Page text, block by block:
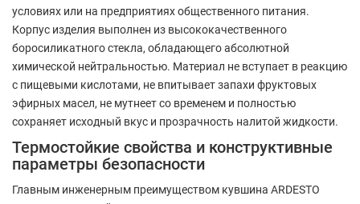
условиях или на предприятиях общественного питания.
Корпус изделия выполнен из высококачественного
боросиликатного стекла, обладающего абсолютной
химической нейтральностью. Материал не вступает в реакцию
с пищевыми кислотами, не впитывает запахи фруктовых
эфирных масел, не мутнеет со временем и полностью
сохраняет исходный вкус и прозрачность налитой жидкости.
Термостойкие свойства и конструктивные
параметры безопасности
Главным инженерным преимуществом кувшина ARDESTO